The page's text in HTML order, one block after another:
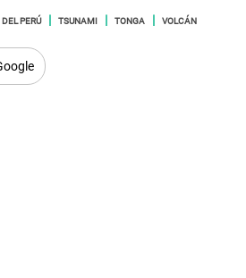
PERÚ TSUNAMI TONGA VOLCÁN